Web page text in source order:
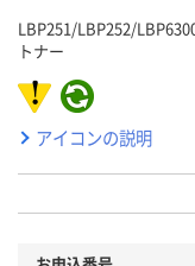
LBP251/LBP252/
トナー
アイコンの説明